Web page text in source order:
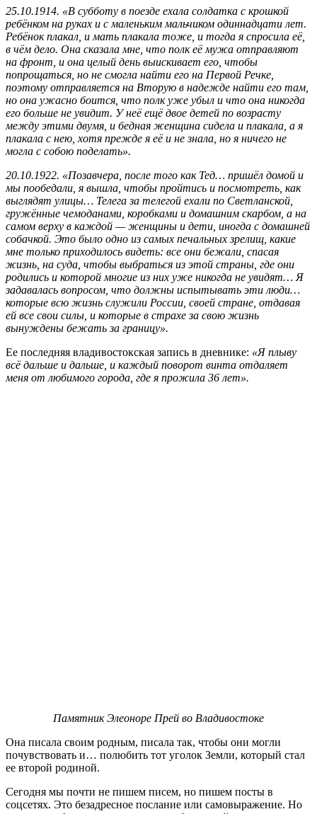
25.10.1914. «В субботу в поезде ехала солдатка с крошкой
ребёнком на руках и с маленьким мальчиком одиннадцати лет.
Ребёнок плакал, и мать плакала тоже, и тогда я спросила её,
в чём дело. Она сказала мне, что полк её мужа отправляют
на фронт, и она целый день выискивает его, чтобы
попрощаться, но не смогла найти его на Первой Речке,
поэтому отправляется на Вторую в надежде найти его там,
но она ужасно боится, что полк уже убыл и что она никогда
его больше не увидит. У неё ещё двое детей по возрасту
между этими двумя, и бедная женщина сидела и плакала, а я
плакала с нею, хотя прежде я её и не знала, но я ничего не
могла с собою поделать».
20.10.1922. «Позавчера, после того как Тед… пришёл домой и
мы пообедали, я вышла, чтобы пройтись и посмотреть, как
выглядят улицы… Телега за телегой ехали по Светланской,
гружённые чемоданами, коробками и домашним скарбом, а на
самом верху в каждой — женщины и дети, иногда с домашней
собачкой. Это было одно из самых печальных зрелищ, какие
мне только приходилось видеть: все они бежали, спасая
жизнь, на суда, чтобы выбраться из этой страны, где они
родились и которой многие из них уже никогда не увидят… Я
задавалась вопросом, что должны испытывать эти люди…
которые всю жизнь служили России, своей стране, отдавая
ей все свои силы, и которые в страхе за свою жизнь
вынуждены бежать за границу».
Ее последняя владивостокская запись в дневнике: «Я плыву
всё дальше и дальше, и каждый поворот винта отдаляет
меня от любимого города, где я прожила 36 лет».
Памятник Элеоноре Прей во Владивостоке
Она писала своим родным, писала так, чтобы они могли
почувствовать и… полюбить тот уголок Земли, который стал
ее второй родиной.
Сегодня мы почти не пишем писем, но пишем посты в
соцсетях. Это безадресное послание или самовыражение. Но